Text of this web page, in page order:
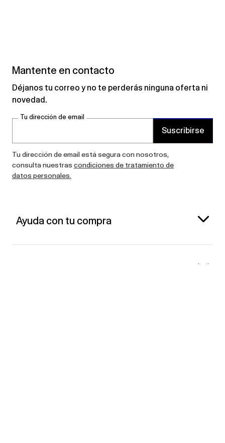
Mantente en contacto
Déjanos tu correo y no te perderás ninguna oferta ni
novedad.
Tu dirección de email
Suscribirse
Tu dirección de email está segura con nosotros,
consulta nuestras condiciones de tratamiento de
datos personales.
Ayuda con tu compra